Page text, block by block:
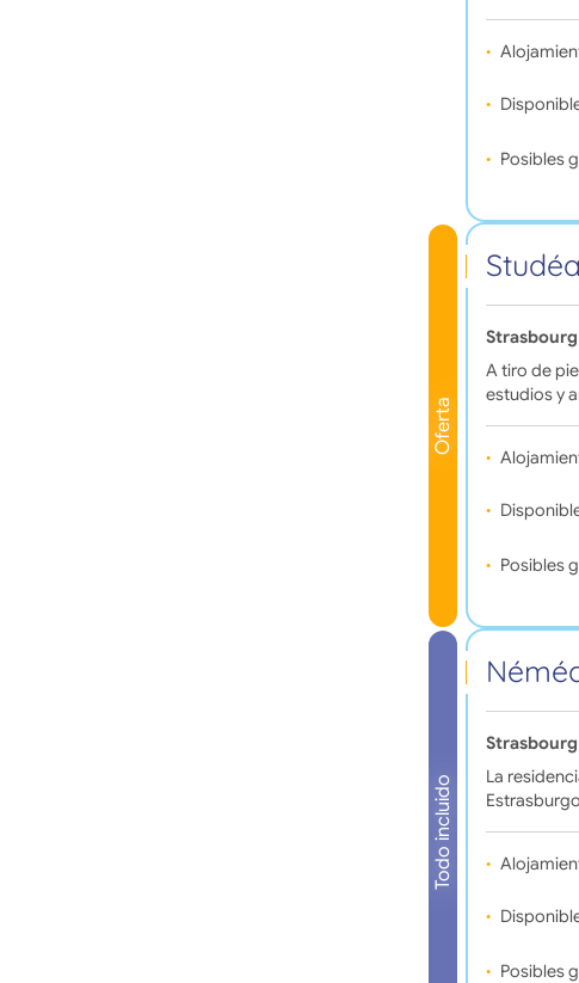
Posibles
Oferta
A tiro de
estudios y
Posibles
Todo incluido
La
Posibles